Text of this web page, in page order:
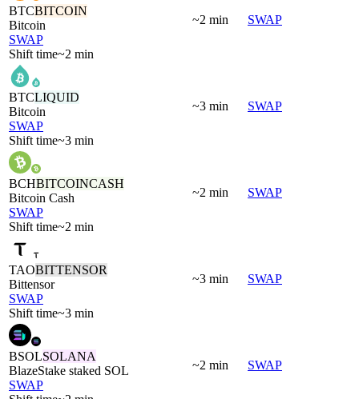
BTCBITCOIN
Bitcoin
SWAP
Shift time~2 min
~2 min SWAP
BTCLIQUID
Bitcoin
SWAP
Shift time~3 min
~3 min SWAP
BCHBITCOINCASH
Bitcoin Cash
SWAP
Shift time~2 min
~2 min SWAP
TAOBITTENSOR
Bittensor
SWAP
Shift time~3 min
~3 min SWAP
BSOLSOLANA
BlazeStake staked SOL
SWAP
~2 min SWAP